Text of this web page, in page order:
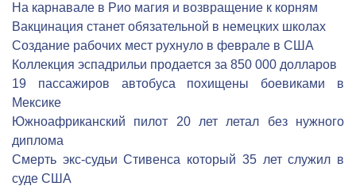
На карнавале в Рио магия и возвращение к корням
Вакцинация станет обязательной в немецких школах
Создание рабочих мест рухнуло в феврале в США
Коллекция эспадрильи продается за 850 000 долларов
19 пассажиров автобуса похищены боевиками в
Мексике
Южноафриканский пилот 20 лет летал без нужного
диплома
Смерть экс-судьи Стивенса который 35 лет служил в
суде США